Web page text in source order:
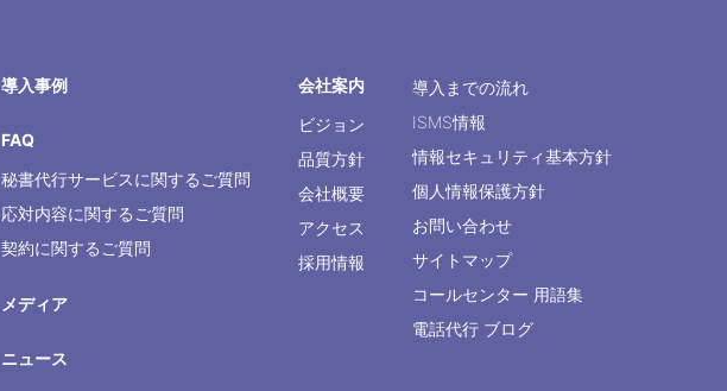
導入事例
FAQ
秘書代行サービスに関するご質問
応対内容に関するご質問
契約に関するご質問
メディア
ニュース
会社案内
ビジョン
品質方針
会社概要
アクセス
採用情報
導入までの流れ
ISMS情報
情報セキュリティ基本方針
個人情報保護方針
お問い合わせ
サイトマップ
コールセンター 用語集
電話代行 ブログ